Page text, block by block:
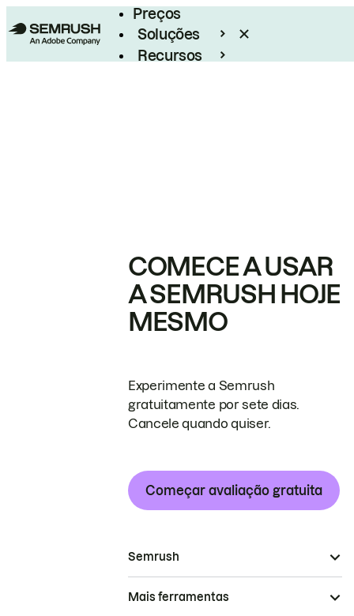
Preços
Soluções
Recursos
COMECE A USAR
A SEMRUSH HOJE
MESMO
Experimente a Semrush
gratuitamente por sete dias.
Cancele quando quiser.
Começar avaliação gratuita
Semrush
Mais ferramentas